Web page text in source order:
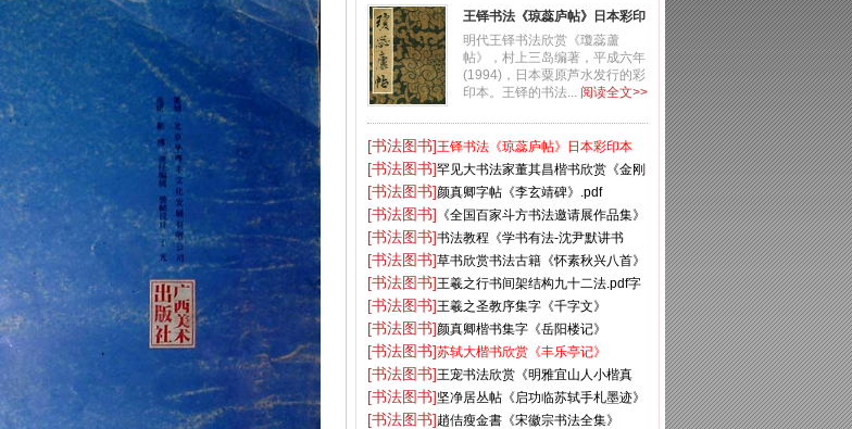
王铎书法《琼蕊庐帖》日本彩印
本
明代王铎书法欣赏《瓊蕊蘆
帖》，村上三岛编著，平成六年
(1994)，日本粟原芦水发行的彩
印本。王铎的书法... 阅读全文>>
[书法图书]王铎书法《琼蕊庐帖》日本彩印本
[书法图书]罕见大书法家董其昌楷书欣赏《金刚
经》刻本
[书法图书]颜真卿字帖《李玄靖碑》.pdf
[书法图书] 《全国百家斗方书法邀请展作品集》
[书法图书]书法教程《学书有法-沈尹默讲书
法》
[书法图书]草书欣赏书法古籍《怀素秋兴八首》
[书法图书]王羲之行书间架结构九十二法.pdf字
帖
[书法图书]王羲之圣教序集字《千字文》
[书法图书]颜真卿楷书集字《岳阳楼记》
[书法图书]苏轼大楷书欣赏《丰乐亭记》
[书法图书]王宠书法欣赏《明雅宜山人小楷真
迹》
[书法图书]坚净居丛帖《启功临苏轼手札墨迹》
大图
[书法图书]趙佶瘦金書《宋徽宗书法全集》